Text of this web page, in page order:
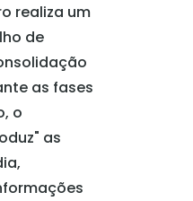
realiza um
de
as fases
o
as